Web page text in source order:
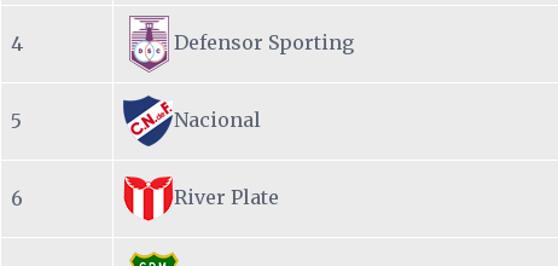
4 Defensor Sporting
5 Nacional
6 River Plate